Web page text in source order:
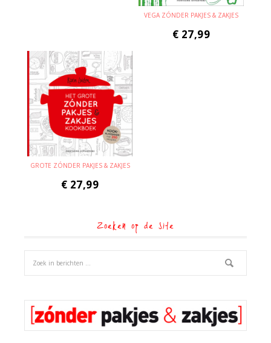
VEGA ZÓNDER PAKJES & ZAKJES
€ 27,99
GROTE ZÓNDER PAKJES & ZAKJES
€ 27,99
Zoeken op de site